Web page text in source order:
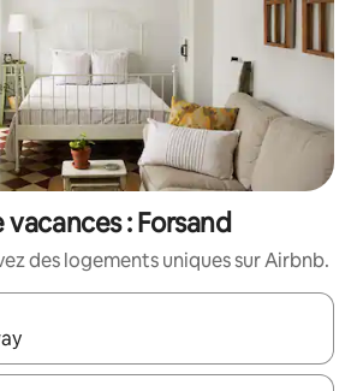
: Forsand
des logements uniques sur Airbnb.
sont affichés, parcourez-les en utilisant